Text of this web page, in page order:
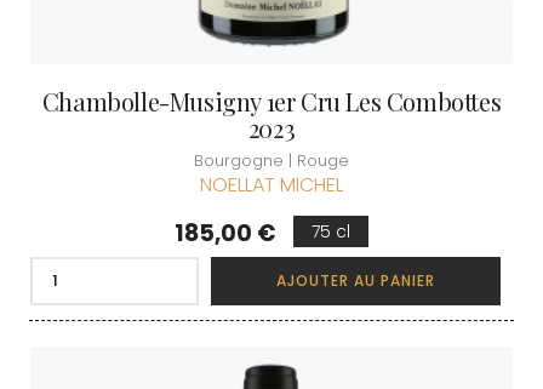
Chambolle-Musigny 1er Cru Les Combottes
2023
Bourgogne | Rouge
NOELLAT MICHEL
Prix
185,00 € 75 cl
AJOUTER AU PANIER